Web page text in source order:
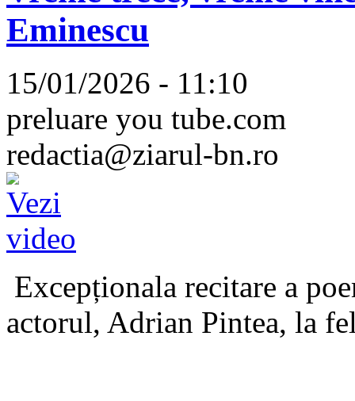
Eminescu
15/01/2026 - 11:10
preluare you tube.com
redactia@ziarul-bn.ro
Excepționala recitare a
actorul, Adrian Pintea, la